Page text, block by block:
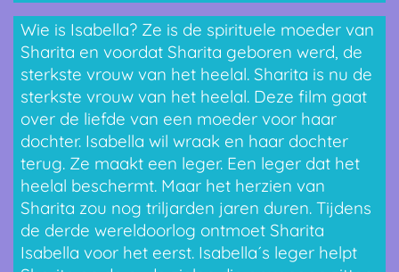
Wie is Isabella? Ze is de spirituele moeder van
Sharita en voordat Sharita geboren werd, de
sterkste vrouw van het heelal. Sharita is nu de
sterkste vrouw van het heelal. Deze film gaat
over de liefde van een moeder voor haar
dochter. Isabella wil wraak en haar dochter
terug. Ze maakt een leger. Een leger dat het
heelal beschermt. Maar het herzien van
Sharita zou nog triljarden jaren duren. Tijdens
de derde wereldoorlog ontmoet Sharita
Isabella voor het eerst. Isabella´s leger helpt